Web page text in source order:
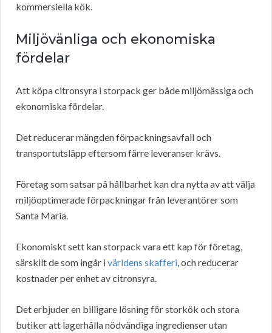
kommersiella kök.
Miljövänliga och ekonomiska
fördelar
Att köpa citronsyra i storpack ger både miljömässiga och
ekonomiska fördelar.
Det reducerar mängden förpackningsavfall och
transportutsläpp eftersom färre leveranser krävs.
Företag som satsar på hållbarhet kan dra nytta av att välja
miljöoptimerade förpackningar från leverantörer som
Santa Maria.
Ekonomiskt sett kan storpack vara ett kap för företag,
särskilt de som ingår ivärldens skafferi, och reducerar
kostnader per enhet av citronsyra.
Det erbjuder en billigare lösning för storkök och stora
butiker att lagerhålla nödvändiga ingredienser utan